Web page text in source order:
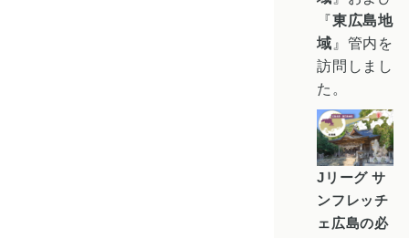
『東広島地
域 』管内を
訪問しまし
た。
Jリーグ サ
ンフレッチ
ェ広島の必